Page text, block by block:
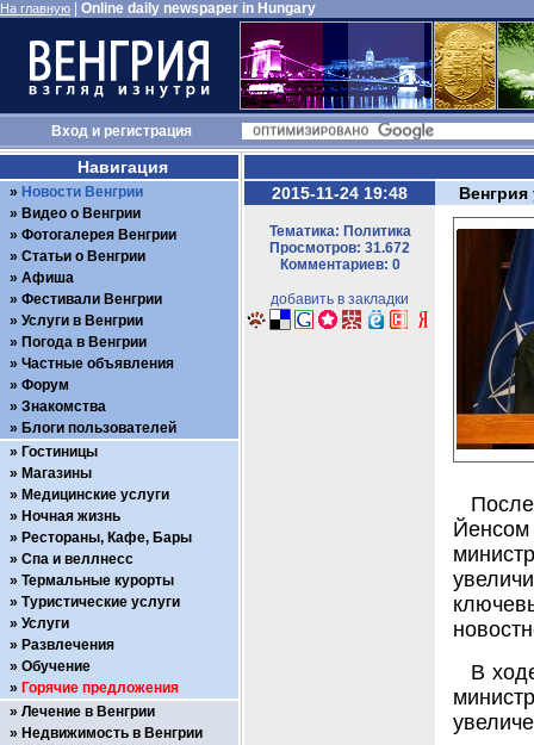
На главную Online daily newspaper in Hungary
Входи регистрация
2015-11-24 19:48
Тематика: Политика
Просмотров: 31.672
Комментариев: 0
добавить в закладки
В
Навигация
Новости Венгрии
Видео о Венгрии
Фотогалерея Венгрии
Статьи о Венгрии
Афиша
Фестивали Венгрии
Услуги в Венгрии
Погода в Венгрии
Частные объявления
Форум
Знакомства
Блоги пользователей
Гостиницы
Магазины
Медицинские услуги
Ночная жизнь
Рестораны, Кафе, Бары
Спа и веллнесс
Термальные курорты
Туристические услуги
Услуги
Развлечения
Обучение
Горячие предложения
Лечение в Венгрии
Недвижимость в Венгрии